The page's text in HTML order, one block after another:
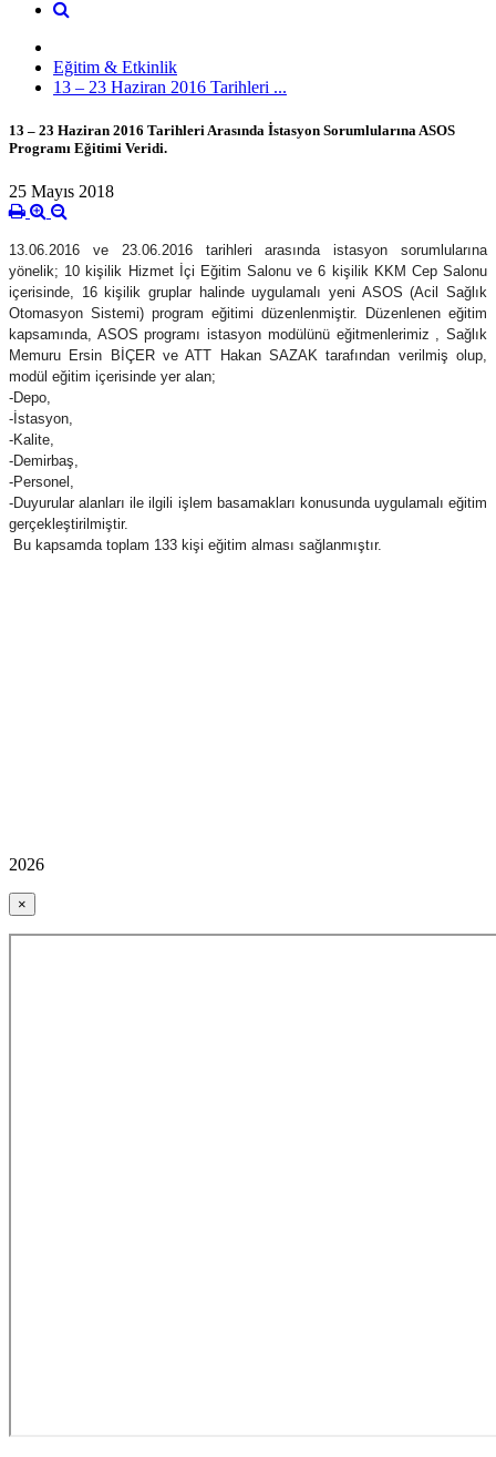
Eğitim & Etkinlik
13 – 23 Haziran 2016 Tarihleri ...
13 – 23 Haziran 2016 Tarihleri Arasında İstasyon Sorumlularına ASOS
Programı Eğitimi Veridi.
25 Mayıs 2018
13.06.2016 ve 23.06.2016 tarihleri arasında istasyon sorumlularına
yönelik; 10 kişilik Hizmet İçi Eğitim Salonu ve 6 kişilik KKM Cep Salonu
içerisinde, 16 kişilik gruplar halinde uygulamalı yeni ASOS (Acil Sağlık
Otomasyon Sistemi) program eğitimi düzenlenmiştir. Düzenlenen eğitim
kapsamında, ASOS programı istasyon modülünü eğitmenlerimiz , Sağlık
Memuru Ersin BİÇER ve ATT Hakan SAZAK tarafından verilmiş olup,
modül eğitim içerisinde yer alan;
-Depo,
-İstasyon,
-Kalite,
-Demirbaş,
-Personel,
-Duyurular alanları ile ilgili işlem basamakları konusunda uygulamalı eğitim
gerçekleştirilmiştir.
Bu kapsamda toplam 133 kişi eğitim alması sağlanmıştır.
2026
×